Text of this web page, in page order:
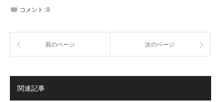
コメント: 0
前のページ 次のページ
関連記事